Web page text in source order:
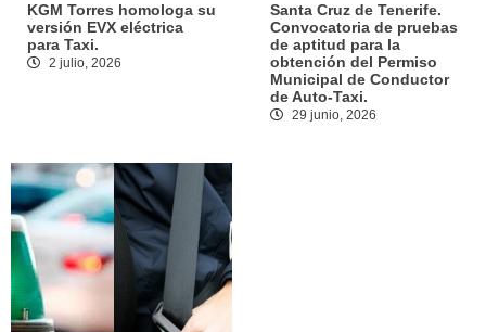
KGM Torres homologa su
versión EVX eléctrica
para Taxi.
2 julio, 2026
Santa Cruz de Tenerife.
Convocatoria de pruebas
de aptitud para la
obtención del Permiso
Municipal de Conductor
de Auto-Taxi.
29 junio, 2026